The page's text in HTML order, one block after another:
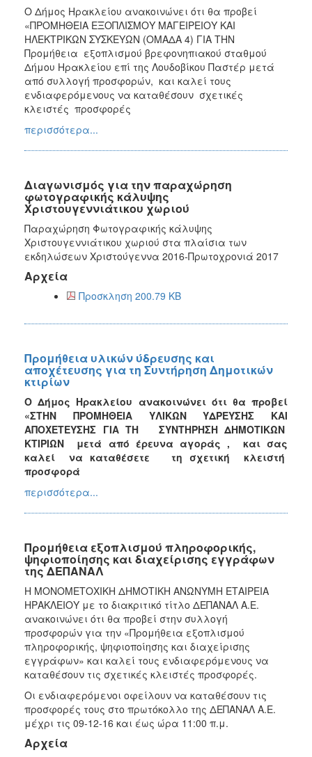
Ο Δήμος Ηρακλείου ανακοινώνει ότι θα προβεί
«ΠΡΟΜΗΘΕΙΑ ΕΞΟΠΛΙΣΜΟΥ ΜΑΓΕΙΡΕΙΟΥ ΚΑΙ
ΗΛΕΚΤΡΙΚΩΝ ΣΥΣΚΕΥΩΝ (ΟΜΑΔΑ 4) ΓΙΑ ΤΗΝ
Προμήθεια εξοπλισμού βρεφονηπιακού σταθμού
Δήμου Ηρακλείου επί της Λουδοβίκου Παστέρ μετά
από συλλογή προσφορών, και καλεί τους
ενδιαφερόμενους να καταθέσουν σχετικές
κλειστές προσφορές
περισσότερα...
Διαγωνισμός για την παραχώρηση
φωτογραφικής κάλυψης
Χριστουγεννιάτικου χωριού
Παραχώρηση Φωτογραφικής κάλυψης
Χριστουγεννιάτικου χωριού στα πλαίσια των
εκδηλώσεων Χριστούγεννα 2016-Πρωτοχρονιά 2017
Αρχεία
Προσκληση 200.79 KB
Προμήθεια υλικών ύδρευσης και
αποχέτευσης για τη Συντήρηση Δημοτικών
κτιρίων
Ο Δήμος Ηρακλείου ανακοινώνει ότι θα προβεί
«ΣΤΗΝ ΠΡΟΜΗΘΕΙΑ ΥΛΙΚΩΝ ΥΔΡΕΥΣΗΣ ΚΑΙ
ΑΠΟΧΕΤΕΥΣΗΣ ΓΙΑ ΤΗ ΣΥΝΤΗΡΗΣΗ ΔΗΜΟΤΙΚΩΝ
ΚΤΙΡΙΩΝ
μετά από έρευνα αγοράς , και σας
καλεί να καταθέσετε τη σχετική κλειστή
προσφορά
περισσότερα...
Προμήθεια εξοπλισμού πληροφορικής,
ψηφιοποίησης και διαχείρισης εγγράφων
της ΔΕΠΑΝΑΛ
Η ΜΟΝΟΜΕΤΟΧΙΚΗ ΔΗΜΟΤΙΚΗ ΑΝΩΝΥΜΗ ΕΤΑΙΡΕΙΑ
ΗΡΑΚΛΕΙΟΥ με το διακριτικό τίτλο ΔΕΠΑΝΑΛ Α.Ε.
ανακοινώνει ότι θα προβεί στην συλλογή
προσφορών για την «Προμήθεια εξοπλισμού
πληροφορικής, ψηφιοποίησης και διαχείρισης
εγγράφων» και καλεί τους ενδιαφερόμενους να
καταθέσουν τις σχετικές κλειστές προσφορές.
Οι ενδιαφερόμενοι οφείλουν να καταθέσουν τις
προσφορές τους στο πρωτόκολλο της ΔΕΠΑΝΑΛ Α.Ε.
μέχρι τις 09-12-16 και έως ώρα 11:00 π.μ.
Αρχεία